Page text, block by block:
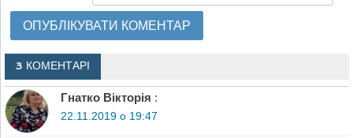
3 КОМЕНТАРІ
Гнатко Вікторія :
22.11.2019 о 19:47